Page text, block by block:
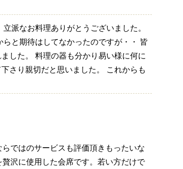
派なお料理ありがとうございました。
と期待はしてなかったのですが・・ 皆
した。 料理の器も分かり易い様に何に
さり親切だと思いました。 これからも
ではのサービスも評価頂きもったいな
沢に使用した会席です。若い方だけで